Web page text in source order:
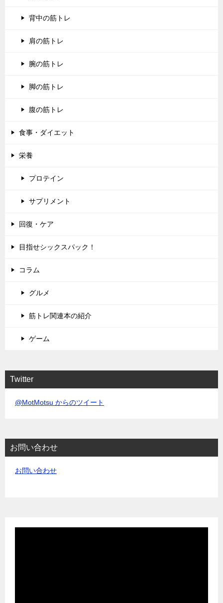
背中の筋トレ
肩の筋トレ
腕の筋トレ
脚の筋トレ
腹の筋トレ
食事・ダイエット
栄養
プロテイン
サプリメント
回復・ケア
目指せシックスパック！
コラム
グルメ
筋トレ関連本の紹介
ゲーム
Twitter
@MotMotsu からのツイート
お問い合わせ
お問い合わせ